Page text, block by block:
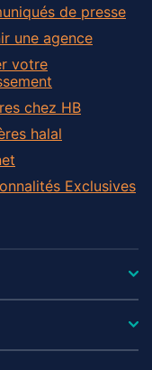
de presse
une agence
votre
chez HB
halal
Exclusives